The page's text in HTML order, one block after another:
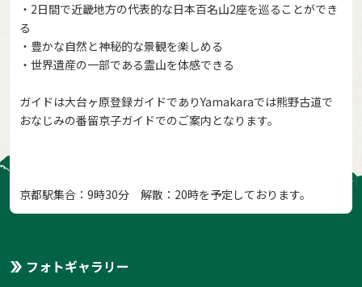
・2日間で近畿地方の代表的な日本百名山2座を巡ることができ
る
・豊かな自然と神秘的な景観を楽しめる
・世界遺産の一部である霊山を体感できる
ガイドは大台ヶ原登録ガイドでありYamakaraでは熊野古道で
おなじみの番留京子ガイドでのご案内となります。
京都駅集合：9時30分 解散：20時を予定しております。
フォトギャラリー